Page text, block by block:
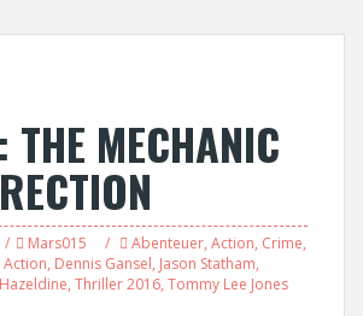
MECHANIC
Mars015 Abenteuer, Action, Crime,
Action, Dennis Gansel, Jason Statham,
, Thriller 2016, Tommy Lee Jones